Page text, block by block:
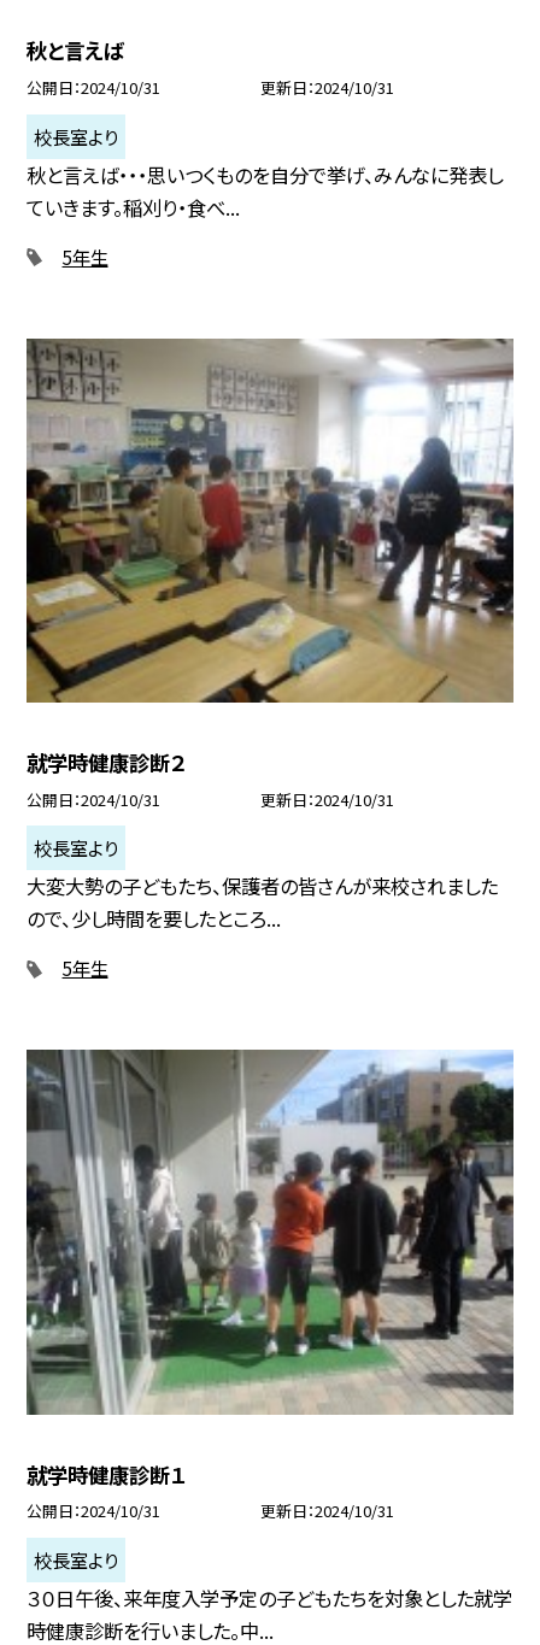
秋と言えば
公開日 2024/10/31 更新日 2024/10/31
校長室より
秋と言えば・・・思いつくものを自分で挙げ、みんなに発表し
ていきます。稲刈り・食べ...
5年生
就学時健康診断２
公開日 2024/10/31 更新日 2024/10/31
校長室より
大変大勢の子どもたち、保護者の皆さんが来校されました
ので、少し時間を要したところ...
5年生
就学時健康診断１
公開日 2024/10/31 更新日 2024/10/31
校長室より
３０日午後、来年度入学予定の子どもたちを対象とした就学
時健康診断を行いました。中...